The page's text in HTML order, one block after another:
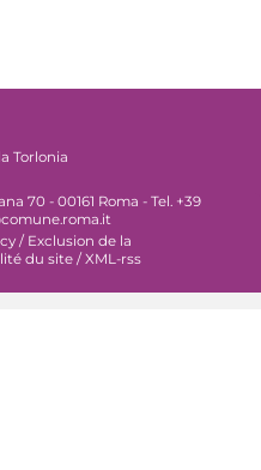
Torlonia
70 - 00161 Roma - Tel. +39
/ Exclusion de la
du site / XML-rss